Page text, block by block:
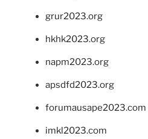
grur2023.org
hkhk2023.org
napm2023.org
apsdfd2023.org
forumausape2023.com
imkl2023.com